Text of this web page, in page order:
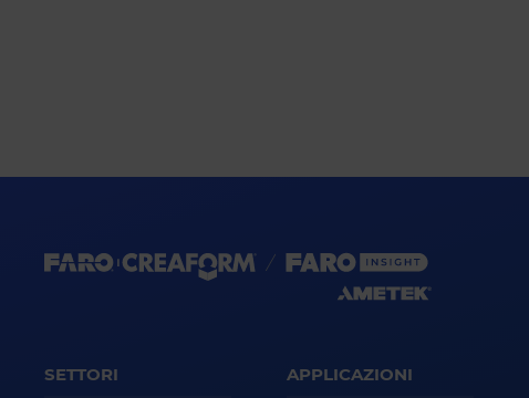
SETTORI APPLICAZIONI